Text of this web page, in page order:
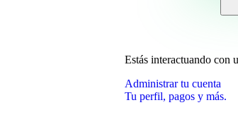
Estás interactuando con
Administrar tu cuenta
Tu perfil, pagos y más.